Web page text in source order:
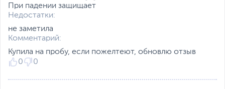
При падении защищает
Недостатки:
не заметила
Комментарий:
Купила на пробу, если пожелтеют, обновлю отзыв
0
0